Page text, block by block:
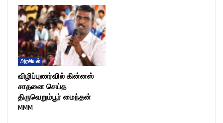
அரசியல்
விழிப்புணர்வில் கின்னஸ்
சாதனை செய்த
திருவெறும்பூர் மைந்தன்
MMM